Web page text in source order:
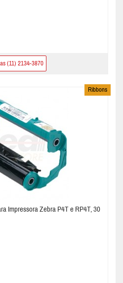
(11) 2134-3870
Ribbons
Impressora Zebra P4T e RP4T, 30